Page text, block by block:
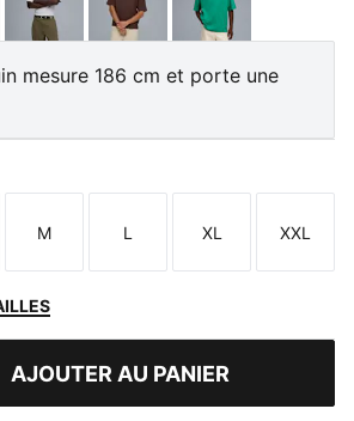
WhiteWhite Glow Heather
Chocolate BrownVibrant Green
mesure 186 cm et porte une
Taille
M
Taille
L
Taille
XL
Taille
XXL
AJOUTER AU PANIER